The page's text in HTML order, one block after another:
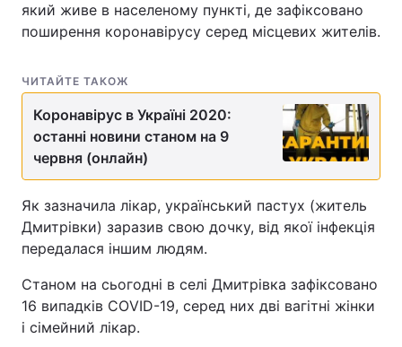
який живе в населеному пункті, де зафіксовано
поширення коронавірусу серед місцевих жителів.
ЧИТАЙТЕ ТАКОЖ
Коронавірус в Україні 2020:
останні новини станом на 9
червня (онлайн)
Як зазначила лікар, український пастух (житель
Дмитрівки) заразив свою дочку, від якої інфекція
передалася іншим людям.
Станом на сьогодні в селі Дмитрівка зафіксовано
16 випадків СОVID-19, серед них дві вагітні жінки
і сімейний лікар.